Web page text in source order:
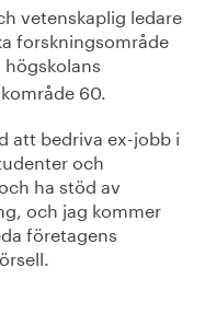
vetenskaplig ledare
forskningsområde
högskolans
60.
att bedriva ex-jobb i
och
ha stöd av
och jag kommer
företagens